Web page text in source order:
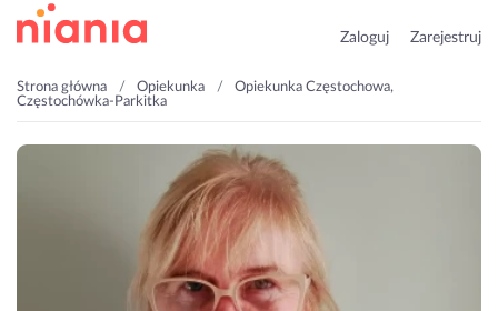
Zaloguj Zarejestruj
Strona główna Opiekunka
Opiekunka Częstochowa,
Częstochówka-Parkitka